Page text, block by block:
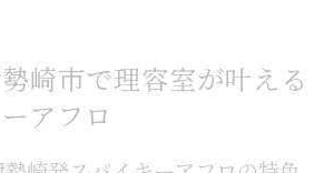
用者の体験談で分かる魅力と注意
やホットペッパーで理容室情報を
崎市で理容室が叶える
アフロ